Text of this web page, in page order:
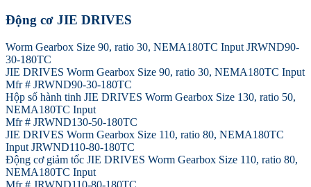
Động cơ JIE DRIVES
Worm Gearbox Size 90, ratio 30, NEMA180TC Input JRWND90-
30-180TC
JIE DRIVES Worm Gearbox Size 90, ratio 30, NEMA180TC Input
Mfr # JRWND90-30-180TC
Hộp số hành tinh JIE DRIVES Worm Gearbox Size 130, ratio 50,
NEMA180TC Input
Mfr # JRWND130-50-180TC
JIE DRIVES Worm Gearbox Size 110, ratio 80, NEMA180TC
Input JRWND110-80-180TC
Động cơ giảm tốc JIE DRIVES Worm Gearbox Size 110, ratio 80,
NEMA180TC Input
Mfr # JRWND110-80-180TC